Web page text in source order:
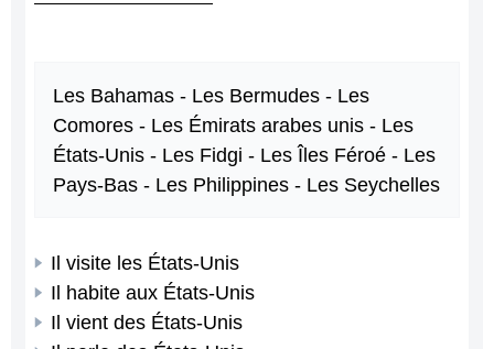
Les Bahamas - Les Bermudes - Les
Comores - Les Émirats arabes unis - Les
États-Unis - Les Fidgi - Les Îles Féroé - Les
Pays-Bas - Les Philippines - Les Seychelles
Il visite les États-Unis
Il habite aux États-Unis
Il vient des États-Unis